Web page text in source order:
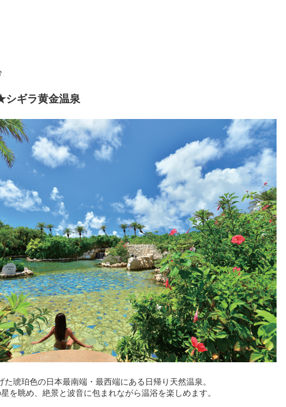
ギラ黄金温泉
琥珀色の日本最南端・最西端にある日帰り天然温泉。
を眺め、絶景と波音に包まれながら温浴を楽しめます。